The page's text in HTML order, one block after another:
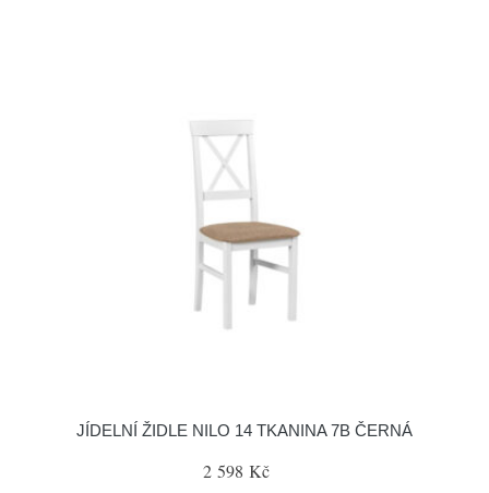
JÍDELNÍ ŽIDLE NILO 14 TKANINA 7B ČERNÁ
2 598 Kč